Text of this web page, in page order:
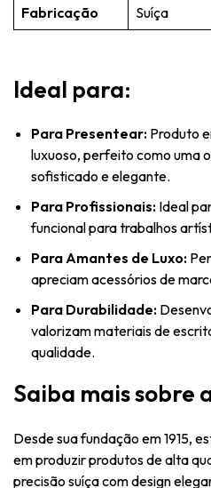
Fabricação Suíça
Ideal para:
Para Presentear: Produto
luxuoso, perfeito como uma
sofisticado e elegante.
Para Profissionais: Ideal
funcional para trabalhos
Para Amantes de Luxo:
apreciam acessórios de
Para Durabilidade:
valorizam materiais de
qualidade.
Saiba mais sobre
Desde sua fundação em 1915,
em produzir produtos de alta
precisão suíça com design